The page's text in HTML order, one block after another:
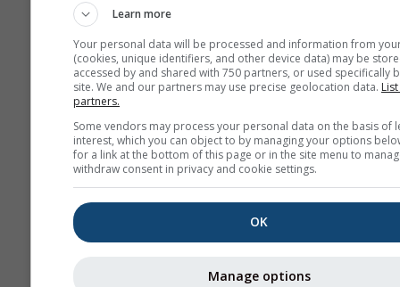
Learn more
Your personal data will be processed and information from
(cookies, unique identifiers, and other device data) may be
accessed by and shared with 750 partners, or used specifically
site. We and our partners may use precise geolocation data.
partners.
Some vendors may process your personal data on the basis of
interest, which you can object to by managing your options
for a link at the bottom of this page or in the site menu to
withdraw consent in privacy and cookie settings.
OK
Manage options